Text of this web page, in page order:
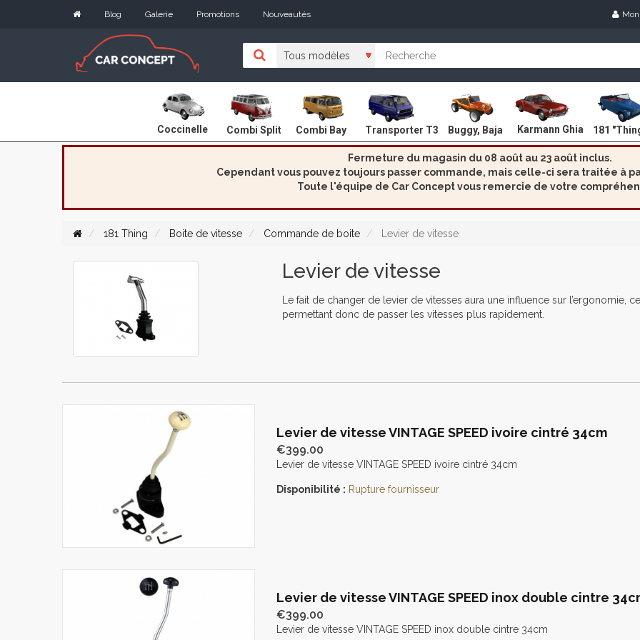
Blog Galerie Promotions Nouveautés
Coccinelle Combi Split Combi Bay Transporter T3 Buggy, Baja Karmann Ghia 181
Fermeture du magasin du 08 août au 23 août inclus.
Cependant vous pouvez toujours passer commande, mais celle-ci sera traitée à
Toute l'équipe de Car Concept vous remercie de votre
181 Thing Boite de vitesse Commande de boite Levier de vitesse
Levier de vitesse
Le fait de changer de levier de vitesses aura une influence sur l’ergonomie,
permettant donc de passer les vitesses plus rapidement.
Levier de vitesse VINTAGE SPEED ivoire cintré 34cm
€399.00
Levier de vitesse VINTAGE SPEED ivoire cintré 34cm
Disponibilité : Rupture fournisseur
Levier de vitesse VINTAGE SPEED inox double cintre
€399.00
Levier de vitesse VINTAGE SPEED inox double cintre 34cm